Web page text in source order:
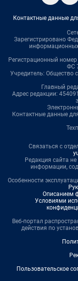
Контактные данные
Зарегистрировано
Регистрационный
ФС
Учредитель: Общество
Главный
Адрес редакции:
Контактные данные
Связаться с
Редакция сайта не
информации,
Особенности
Описанием
Условиями
Веб-портал
действия по
Пользовательское